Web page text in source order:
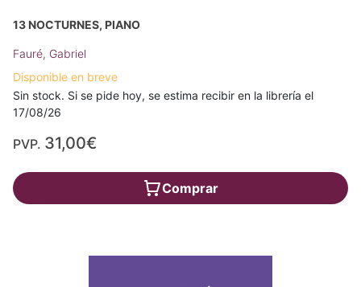
13 NOCTURNES, PIANO
Fauré, Gabriel
Disponible en breve
Sin stock. Si se pide hoy, se estima recibir en la librería el
17/08/26
PVP. 31,00€
Comprar